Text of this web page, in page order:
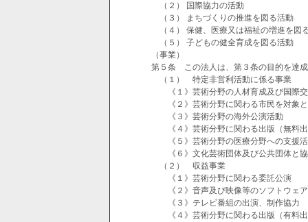
（２） 国際協力の活動
（３） まちづくりの推進を図る活動
（４） 保健、医療又は福祉の増進を図
（５） 子どもの健全育成を図る活動
（事業）
第５条 この法人は、第３条の目的を達
（１） 特定非営利活動に係る事業
《１》芸術分野の人材育成及び国際
《２》芸術分野に関わる市民を対象と
《３》芸術分野の海外公演活動
《４》芸術分野に関わる出版（無料
《５》芸術分野の医療分野への支援
《６》文化芸術団体及び公共団体と協
（２） 収益事業
《１》芸術分野に関わる委託公演
《２》音声及び映像等のソフトウェア
《３》テレビ番組の出演、制作協力
《４》芸術分野に関わる出版（有料